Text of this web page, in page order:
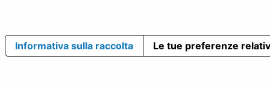
Informativa sulla raccolta Le tue preferenze